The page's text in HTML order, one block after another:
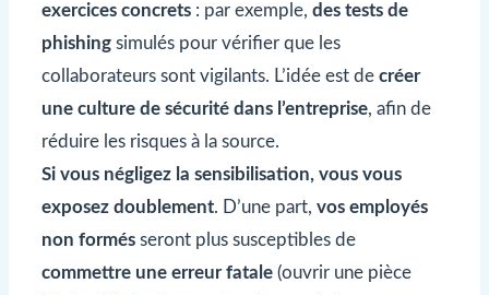
exercices concrets : par exemple,des tests de
phishing simulés pour vérifier que les
collaborateurs sont vigilants. L’idée est decréer
une culture de sécurité dans l’entreprise, afin de
réduire les risques à la source.
Si vous négligez la sensibilisation, vous vous
exposez doublement. D’une part,vos employés
non formés seront plus susceptibles de
commettre une erreur fatale (ouvrir une pièce